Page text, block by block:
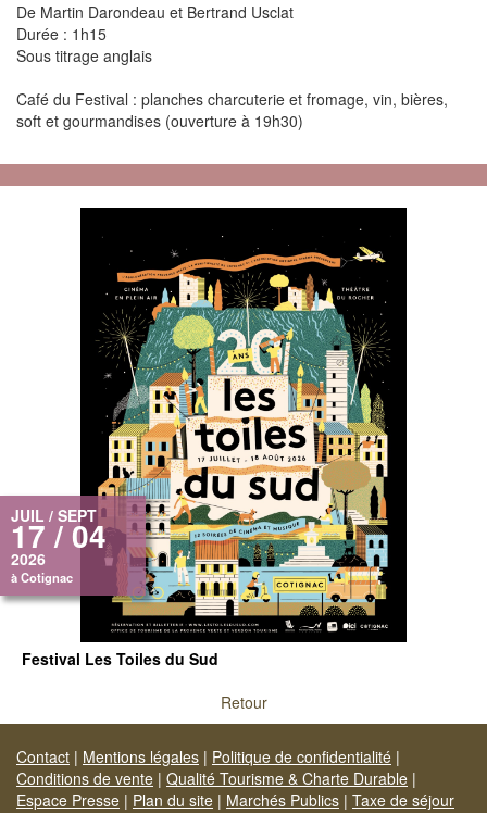
De Martin Darondeau et Bertrand Usclat
Durée : 1h15
Sous titrage anglais
Café du Festival : planches charcuterie et fromage, vin, bières,
soft et gourmandises (ouverture à 19h30)
JUIL / SEPT
17 / 04
2026
à Cotignac
Festival Les Toiles du Sud
Retour
Contact | Mentions légales | Politique de confidentialité |
Conditions de vente | Qualité Tourisme & Charte Durable |
Espace Presse | Plan du site | Marchés Publics | Taxe de séjour